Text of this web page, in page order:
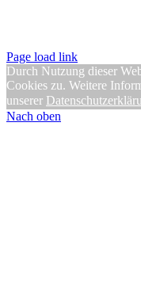
Page load link
Durch Nutzung dieser
Cookies zu. Weitere
unserer
Nach oben